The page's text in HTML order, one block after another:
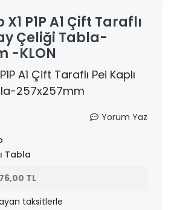
P1P A1 Çift Taraflı
Çeliği Tabla-
-KLON
A1 Çift Taraflı Pei Kaplı
257x257mm
Yorum Yaz
Tabla
TL
taksitlerle